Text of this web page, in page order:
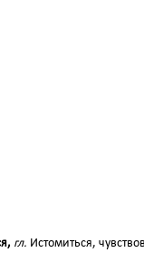
гл. Истомиться,